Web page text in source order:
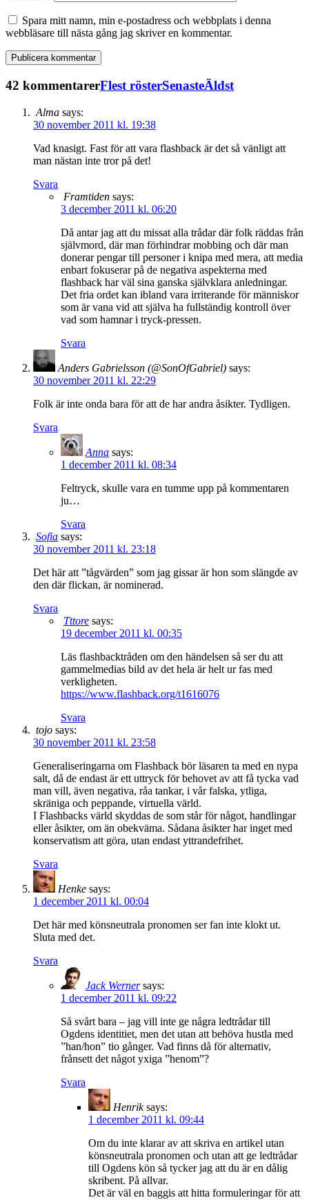
Spara mitt namn, min e-postadress och webbplats i denna
webbläsare till nästa gång jag skriver en kommentar.
42 kommentarerFlest rösterSenasteÄldst
Alma says:
30 november 2011 kl. 19:38
Vad knasigt. Fast för att vara flashback är det så vänligt att
man nästan inte tror på det!
Svara
Framtiden says:
3 december 2011 kl. 06:20
Då antar jag att du missat alla trådar där folk räddas från
självmord, där man förhindrar mobbing och där man
donerar pengar till personer i knipa med mera, att media
enbart fokuserar på de negativa aspekterna med
flashback har väl sina ganska självklara anledningar.
Det fria ordet kan ibland vara irriterande för människor
som är vana vid att själva ha fullständig kontroll över
vad som hamnar i tryck-pressen.
Svara
Anders Gabrielsson (@SonOfGabriel) says:
30 november 2011 kl. 22:29
Folk är inte onda bara för att de har andra åsikter. Tydligen.
Svara
Anna says:
1 december 2011 kl. 08:34
Feltryck, skulle vara en tumme upp på kommentaren
ju…
Svara
Sofia says:
30 november 2011 kl. 23:18
Det här att ”tågvärden” som jag gissar är hon som slängde av
den där flickan, är nominerad.
Svara
Tttore says:
19 december 2011 kl. 00:35
Läs flashbacktråden om den händelsen så ser du att
gammelmedias bild av det hela är helt ur fas med
verkligheten.
https://www.flashback.org/t1616076
Svara
tojo says:
30 november 2011 kl. 23:58
Generaliseringarna om Flashback bör läsaren ta med en nypa
salt, då de endast är ett uttryck för behovet av att få tycka vad
man vill, även negativa, råa tankar, i vår falska, ytliga,
skräniga och peppande, virtuella värld.
I Flashbacks värld skyddas de som står för något, handlingar
eller åsikter, om än obekväma. Sådana åsikter har inget med
konservatism att göra, utan endast yttrandefrihet.
Svara
Henke says:
1 december 2011 kl. 00:04
Det här med könsneutrala pronomen ser fan inte klokt ut.
Sluta med det.
Svara
Jack Werner says:
1 december 2011 kl. 09:22
Så svårt bara – jag vill inte ge några ledtrådar till
Ogdens identitiet, men det utan att behöva hustla med
”han/hon” tio gånger. Vad finns då för alternativ,
frånsett det något yxiga ”henom”?
Svara
Henrik says:
1 december 2011 kl. 09:44
Om du inte klarar av att skriva en artikel utan
könsneutrala pronomen och utan att ge ledtrådar
till Ogdens kön så tycker jag att du är en dålig
skribent. På allvar.
Det är väl en baggis att hitta formuleringar för att